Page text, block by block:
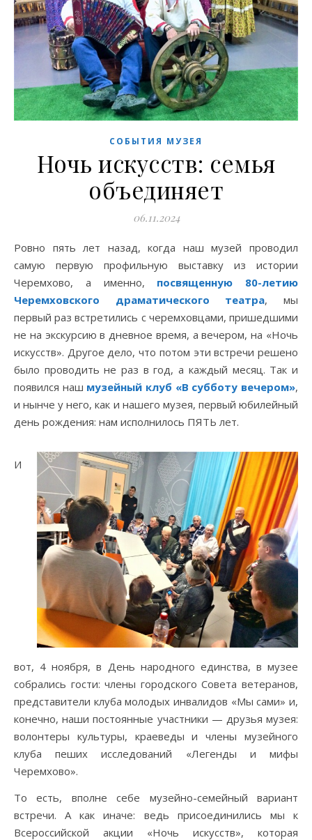
СОБЫТИЯ МУЗЕЯ
Ночь искусств: семья
объединяет
06.11.2024
Ровно пять лет назад, когда наш музей проводил
самую первую профильную выставку из истории
Черемхово, а именно, посвященную 80-летию
Черемховского драматического театра, мы
первый раз встретились с черемховцами, пришедшими
не на экскурсию в дневное время, а вечером, на «Ночь
искусств». Другое дело, что потом эти встречи решено
было проводить не раз в год, а каждый месяц. Так и
появился наш музейный клуб «В субботу вечером»,
и нынче у него, как и нашего музея, первый юбилейный
день рождения: нам исполнилось ПЯТЬ лет.
И
вот, 4 ноября, в День народного единства, в музее
собрались гости: члены городского Совета ветеранов,
представители клуба молодых инвалидов «Мы сами» и,
конечно, наши постоянные участники — друзья музея:
волонтеры культуры, краеведы и члены музейного
клуба пеших исследований «Легенды и мифы
Черемхово».
То есть, вполне себе музейно-семейный вариант
встречи. А как иначе: ведь присоединились мы к
Всероссийской акции «Ночь искусств», которая